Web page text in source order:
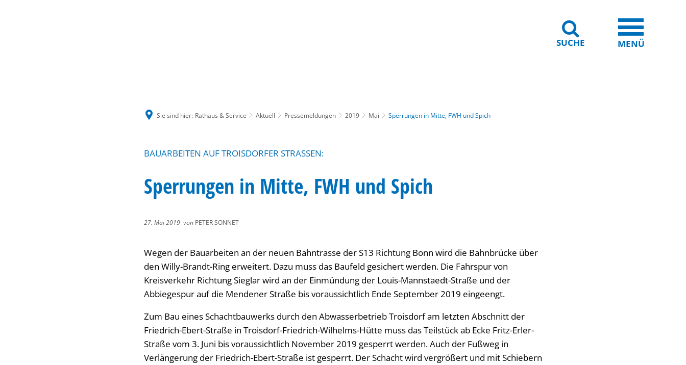
SUCHE MENÜ
Sie sind hier: Rathaus & Service Aktuell Pressemeldungen 2019 Mai Sperrungen in Mitte, FWH und Spich
BAUARBEITEN AUF TROISDORFER STRASSEN:
Sperrungen in Mitte, FWH und Spich
27. Mai 2019 von PETER SONNET
Wegen der Bauarbeiten an der neuen Bahntrasse der S13 Richtung Bonn wird die Bahnbrücke über
den Willy-Brandt-Ring erweitert. Dazu muss das Baufeld gesichert werden. Die Fahrspur von
Kreisverkehr Richtung Sieglar wird an der Einmündung der Louis-Mannstaedt-Straße und der
Abbiegespur auf die Mendener Straße bis voraussichtlich Ende September 2019 eingeengt.
Zum Bau eines Schachtbauwerks durch den Abwasserbetrieb Troisdorf am letzten Abschnitt der
Friedrich-Ebert-Straße in Troisdorf-Friedrich-Wilhelms-Hütte muss das Teilstück ab Ecke Fritz-Erler-
Straße vom 3. Juni bis voraussichtlich November 2019 gesperrt werden. Auch der Fußweg in
Verlängerung der Friedrich-Ebert-Straße ist gesperrt. Der Schacht wird vergrößert und mit Schiebern